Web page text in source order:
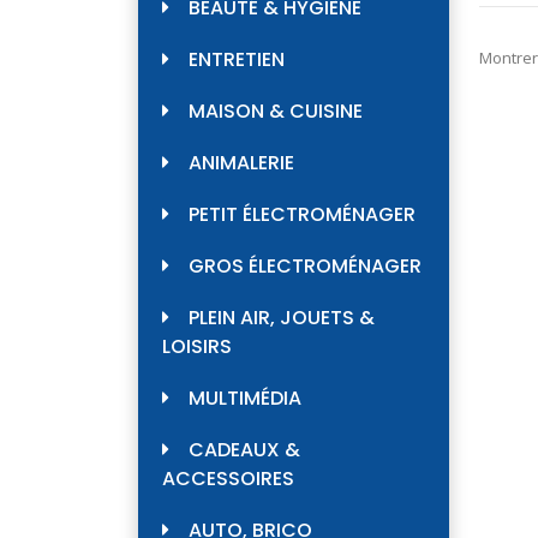
BEAUTÉ & HYGIÈNE
ENTRETIEN
MAISON & CUISINE
ANIMALERIE
PETIT ÉLECTROMÉNAGER
GROS ÉLECTROMÉNAGER
PLEIN AIR, JOUETS &
LOISIRS
MULTIMÉDIA
CADEAUX &
ACCESSOIRES
AUTO, BRICO